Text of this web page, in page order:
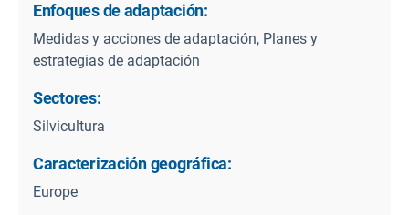
Enfoques de adaptación:
Medidas y acciones de adaptación, Planes y
estrategias de adaptación
Sectores:
Silvicultura
Caracterización geográfica:
Europe